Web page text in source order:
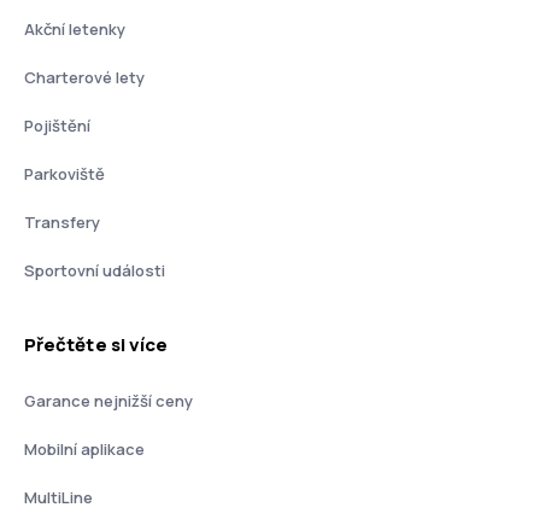
Akční letenky
Charterové lety
Pojištění
Parkoviště
Transfery
Sportovní události
Přečtěte si více
Garance nejnižší ceny
Mobilní aplikace
MultiLine